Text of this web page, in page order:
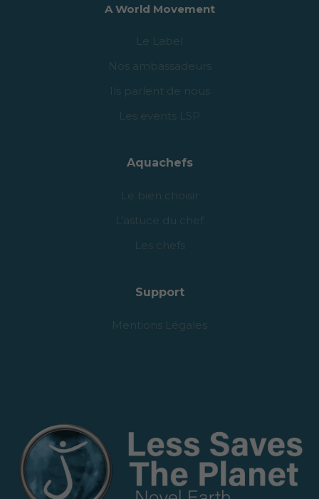
A World Movement
Le Label
Nos ambassadeurs
Ils parlent de nous
Les events LSP
Aquachefs
Le bien choisir
L’astuce du chef
Les chefs
Support
Mentions Légales